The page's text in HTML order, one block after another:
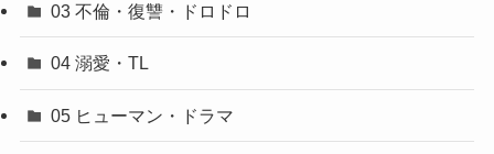
03 不倫・復讐・ドロドロ
04 溺愛・TL
05 ヒューマン・ドラマ